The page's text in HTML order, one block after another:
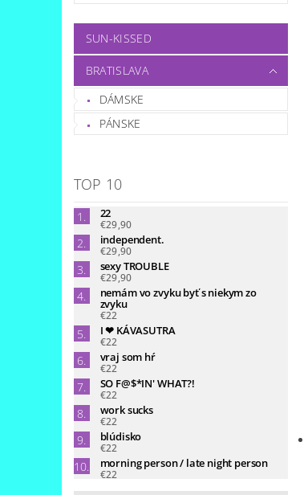
SUN-KISSED
BRATISLAVA
DÁMSKE
PÁNSKE
TOP 10
22
€29,90
independent.
€29,90
sexy TROUBLE
€29,90
nemám vo zvyku byť s niekym zo
zvyku
€22
I ❤ KÁVASUTRA
€22
vraj som hŕ
€22
SO F@$*IN' WHAT?!
€22
work sucks
€22
blúdisko
€22
morning person / late night person
€22